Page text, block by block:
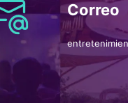
Correo